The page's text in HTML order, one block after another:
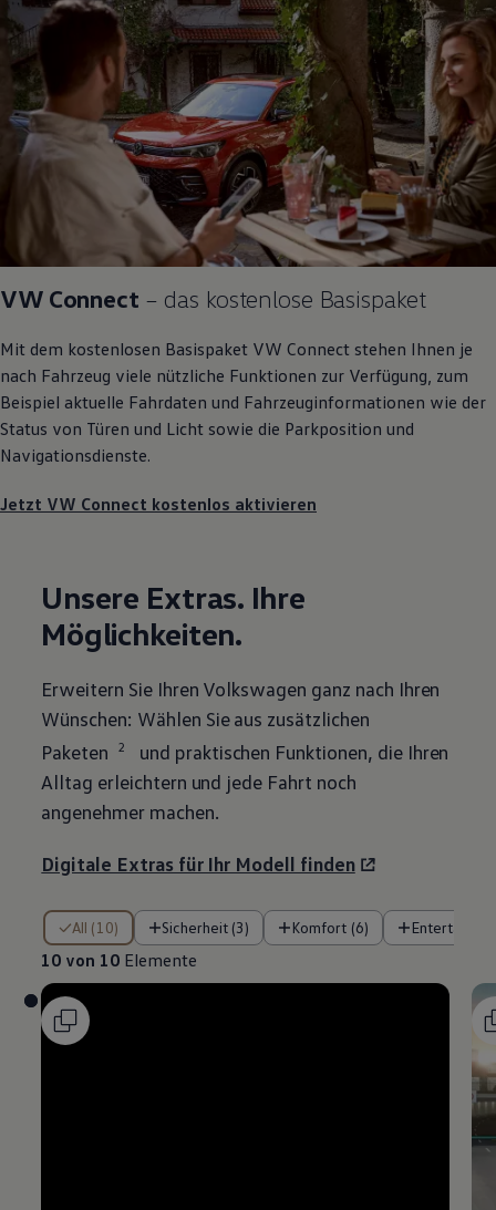
VW Connect – das kostenlose Basispaket
Mit dem kostenlosen Basispaket VW Connect stehen Ihnen je
nach Fahrzeug viele nützliche Funktionen zur Verfügung, zum
Beispiel aktuelle Fahrdaten und Fahrzeuginformationen wie der
Status von Türen und Licht sowie die Parkposition und
Navigationsdienste.
Jetzt VW Connect kostenlos aktivieren
Unsere Extras. Ihre
Möglichkeiten.
Erweitern Sie Ihren Volkswagen ganz nach Ihren
Wünschen: Wählen Sie aus zusätzlichen
Paketen
2
und praktischen Funktionen, die Ihren
Alltag erleichtern und jede Fahrt noch
angenehmer machen.
Digitale Extras für Ihr Modell finden
All (10) Sicherheit (3) Komfort (6)
10 von 10 Elemente
10 von 10 Elemente